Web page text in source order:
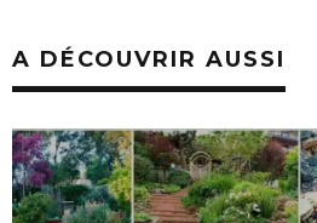
A DÉCOUVRIR AUSSI